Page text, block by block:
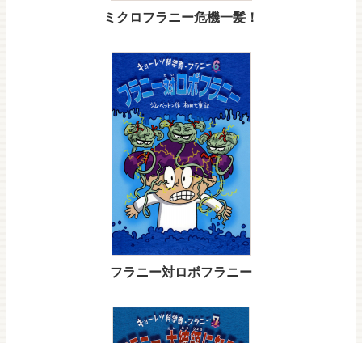
ミクロフラニー危機一髪！
フラニー対ロボフラニー